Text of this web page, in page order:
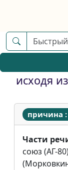
исходя
причина
Части
союз (АГ-